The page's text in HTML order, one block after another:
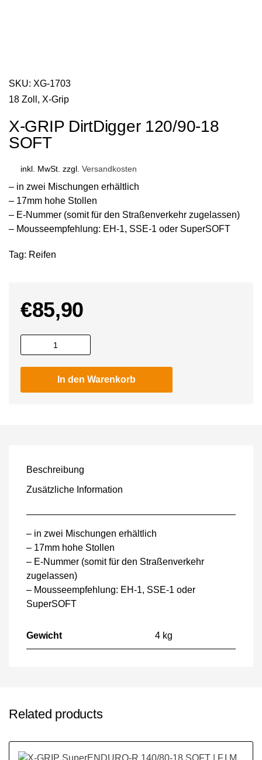
SKU: XG-1703
18 Zoll , X-Grip
X-GRIP DirtDigger 120/90-18
SOFT
inkl. MwSt. zzgl. Versandkosten
– in zwei Mischungen erhältlich
– 17mm hohe Stollen
– E-Nummer (somit für den Straßenverkehr zugelassen)
– Mousseempfehlung: EH-1, SSE-1 oder SuperSOFT
Tag: Reifen
€85,90
DirtDigger
18
In den Warenkorb
Beschreibung
Zusätzliche Information
– in zwei Mischungen erhältlich
– 17mm hohe Stollen
– E-Nummer (somit für den Straßenverkehr
zugelassen)
– Mousseempfehlung: EH-1, SSE-1 oder
SuperSOFT
Gewicht 4 kg
Related products